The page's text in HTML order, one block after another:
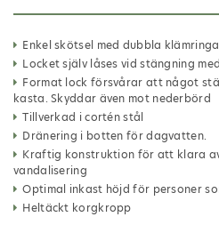
Enkel skötsel med dubbla
Locket själv låses vid stängning
Format lock försvårar att något
kasta. Skyddar även mot nederbörd
Tillverkad i cortén stål
Dränering i botten för dagvatten.
Kraftig konstruktion för att klara
vandalisering
Optimal inkast höjd för personer
Heltäckt korgkropp